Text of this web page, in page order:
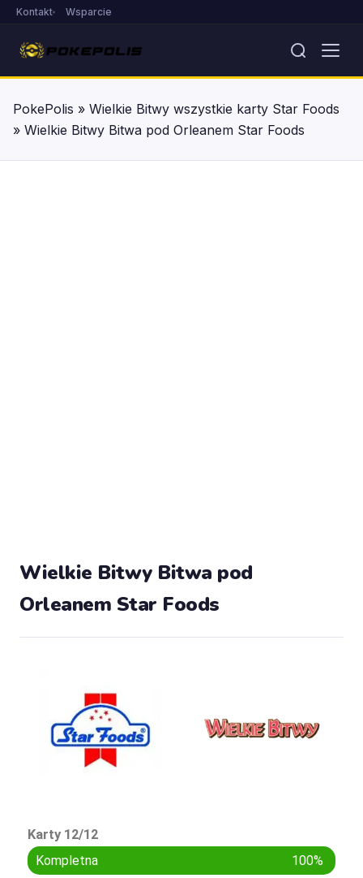
Kontakt Wsparcie
PokePolis » Wielkie Bitwy wszystkie karty Star Foods
» Wielkie Bitwy Bitwa pod Orleanem Star Foods
Wielkie Bitwy Bitwa pod
Orleanem Star Foods
Karty 12/12
Kompletna
100%